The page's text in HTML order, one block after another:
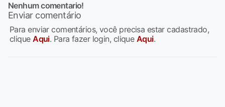
Nenhum comentario!
Enviar comentário
Para enviar comentários, você precisa estar cadastrado,
cliqueAqui. Para fazer login, clique Aqui.